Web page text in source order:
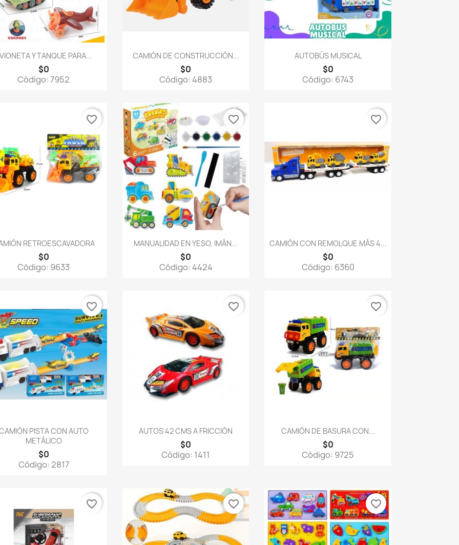
Vista rápida
Y TANQUE PARA...
$0
Código: 7952
Vista rápida
CAMIÓN DE CONSTRUCCIÓN...
$0
Código: 4883
Vista rápida
AUTOBÚS MUSICAL
$0
Código: 6743
Vista rápida
RETROESCAVADORA
$0
Código: 9633
favorite_border
Vista rápida
MANUALIDAD EN YESO, IMÁN...
$0
Código: 4424
favorite_border
Vista rápida
CAMIÓN CON REMOLQUE MÁS 4...
$0
Código: 6360
favorite_border
Vista rápida
PISTA CON AUTO
METÁLICO
$0
Código: 2817
favorite_border
Vista rápida
AUTOS 42 CMS A FRICCIÓN
$0
Código: 1411
favorite_border
 Vista rápida
CAMIÓN DE BASURA CON...
$0
Código: 9725
favorite_border
favorite_border favorite_border favorite_border